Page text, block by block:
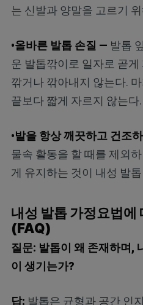
는 신발과 양말을 고르기
•올바른 발톱 손질 — 발톱
운 발톱깎이로 일자로 곧
깎거나 깎아내지 않는다.
끝보다 짧게 자르지 않는다.
•발을 항상 깨끗하고 건조
물속 활동을 할 때를 제외
게 유지하는 것이 내성 발
내성 발톱 가정요법에
(FAQ)
질문: 발톱이 왜 존재하며,
이 생기는가?
답: 발톱은 균형과 공간 인